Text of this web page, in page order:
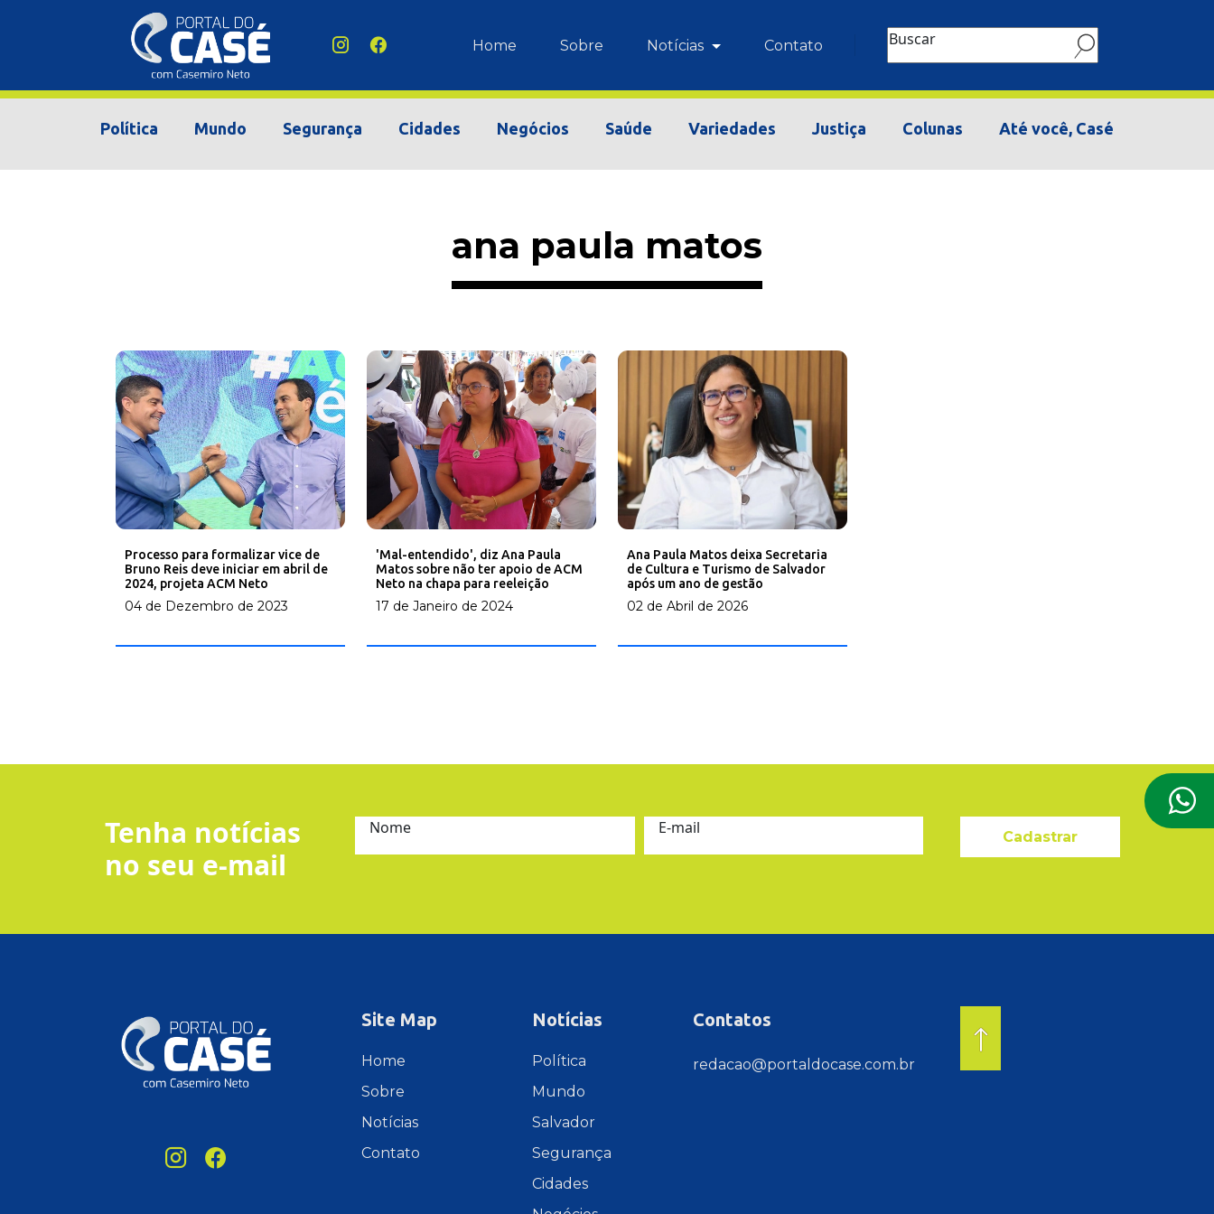
Home Sobre Notícias Contato Buscar
Política Mundo Segurança Cidades Negócios Saúde Variedades Justiça Colunas Até você, Casé
ana paula matos
Processo para formalizar vice de
Bruno Reis deve iniciar em abril de
2024, projeta ACM Neto
04 de Dezembro de 2023
'Mal-entendido', diz Ana Paula
Matos sobre não ter apoio de ACM
Neto na chapa para reeleição
17 de Janeiro de 2024
Ana Paula Matos deixa Secretaria
de Cultura e Turismo de Salvador
após um ano de gestão
02 de Abril de 2026
Tenha notícias
no seu e-mail
Nome E-mail Cadastrar
Site Map
Home
Sobre
Notícias
Contato
Notícias
Política
Mundo
Salvador
Segurança
Cidades
Contatos
redacao@portaldocase.com.br